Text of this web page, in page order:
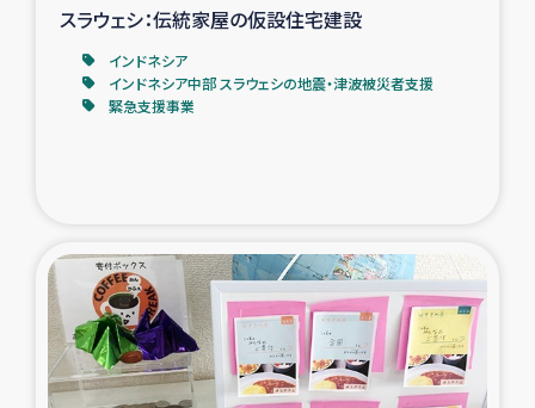
女性グループPIFWANITAによる食品加工事業
ガザ人道支援
ミャンマー緊急支援
タイ国境ミャンマー移民子ども支援
漁民によるマングローブ植林活動
スラウェシ：伝統家屋の仮設住宅建設
インドネシア
インドネシア中部 スラウェシの地震・津波被災者支援
緊急支援事業